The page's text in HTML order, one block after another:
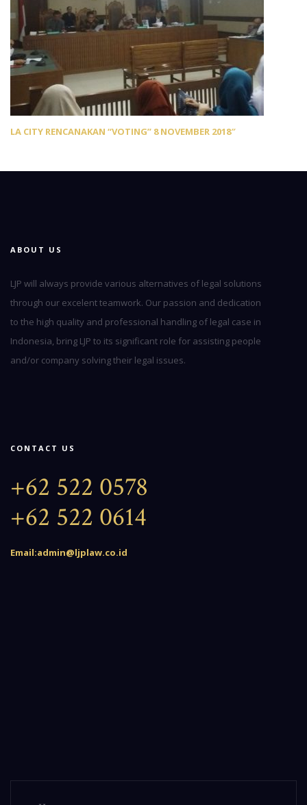
LA CITY RENCANAKAN “VOTING” 8 NOVEMBER 2018″
ABOUT US
LJP will always provide various alternatives of legal solutions
through our excelent teamwork. Our passion and dedication
to the high quality and professional handling of legal case in
Indonesia, bring LJP to its significant role for assisting people
and/or company solving their legal issues.
CONTACT US
+62 522 0578
+62 522 0614
Email:admin@ljplaw.co.id